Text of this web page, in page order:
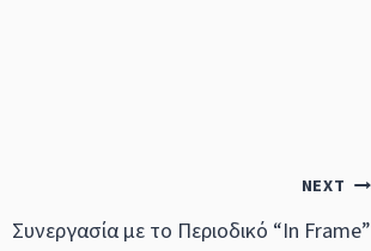
NEXT
Συνεργασία με το Περιοδικό “In Frame”